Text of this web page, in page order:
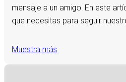
mensaje a un amigo. En este
que necesitas para seguir
Muestra más